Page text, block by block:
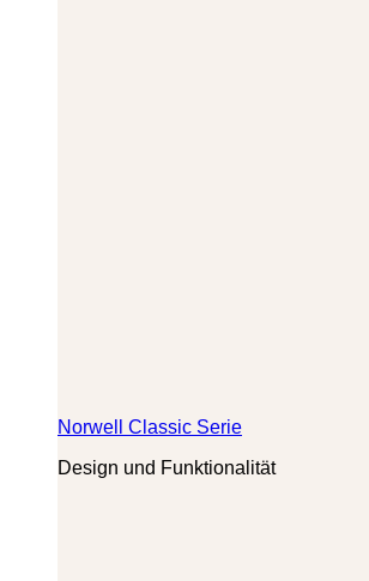
Norwell Classic Serie
Design und Funktionalität